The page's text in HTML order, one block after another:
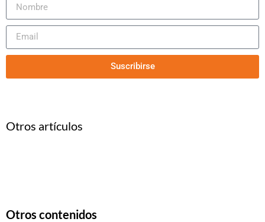
Suscribirse
Otros artículos
Otros contenidos